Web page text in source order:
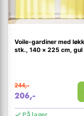
Voile-gardiner med
stk., 140 × 225 cm, gul
244,-
206,-